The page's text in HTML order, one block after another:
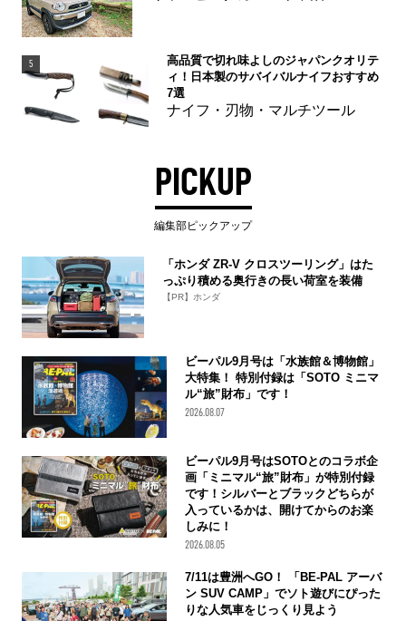
5
高品質で切れ味よしのジャパンクオリテ
ィ！日本製のサバイバルナイフおすすめ
7選
ナイフ・刃物・マルチツール
PICKUP
編集部ピックアップ
「ホンダ ZR-V クロスツーリング」はた
っぷり積める奥行きの長い荷室を装備
【PR】ホンダ
ビーパル9月号は「水族館＆博物館」
大特集！ 特別付録は「SOTO ミニマ
ル“旅”財布」です！
2026.08.07
ビーパル9月号はSOTOとのコラボ企
画「ミニマル“旅”財布」が特別付録
です！シルバーとブラックどちらが
入っているかは、開けてからのお楽
しみに！
2026.08.05
7/11は豊洲へGO！ 「BE-PAL アーバ
ン SUV CAMP」でソト遊びにぴった
りな人気車をじっくり見よう